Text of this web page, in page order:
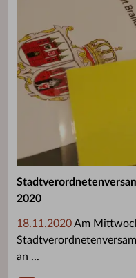
2020
18.11.2020Am
an ...